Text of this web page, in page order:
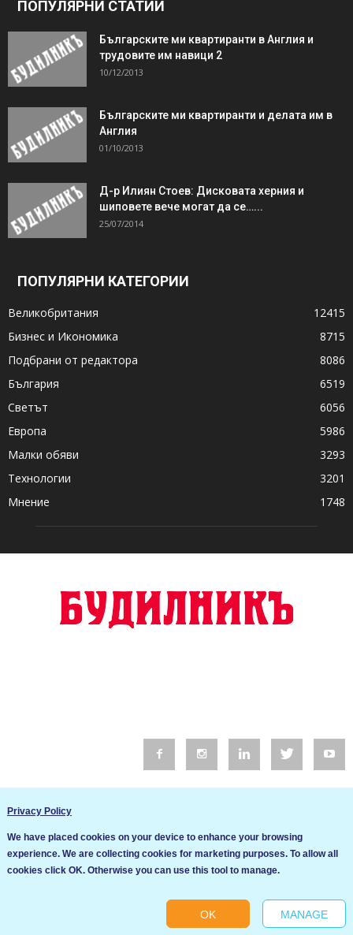
ПОПУЛЯРНИ СТАТИИ
Българските ми квартиранти в Англия и
трудовите им навици 2
10/12/2013
Българските ми квартиранти и делата им в
Англия
01/10/2013
Д-р Илиян Стоев: Дисковата херния и
шиповете вече могат да се…...
25/07/2014
ПОПУЛЯРНИ КАТЕГОРИИ
Великобритания
12415
Бизнес и Икономика
8715
Подбрани от редактора
8086
България
6519
Светът
6056
Европа
5986
Малки обяви
3293
Технологии
3201
Мнение
1748
Общи условия
Cookie settings
Privacy Policy
We have placed cookies on your device to enhance your browsing
experience. We are collecting cookies for marketing purposes. To allow all
cookies click OK. Otherwise you can use this tool to manage.
OK MANAGE
Ние използваме бисквитки за да подобрим услугите си. Ако
продължите да посещавате този сайт, ние приемаме, че се